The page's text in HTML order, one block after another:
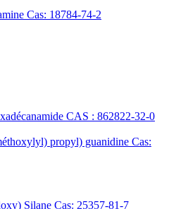
Cas: 18784-74-2
CAS : 862822-32-0
propyl) guanidine Cas:
Silane Cas: 25357-81-7